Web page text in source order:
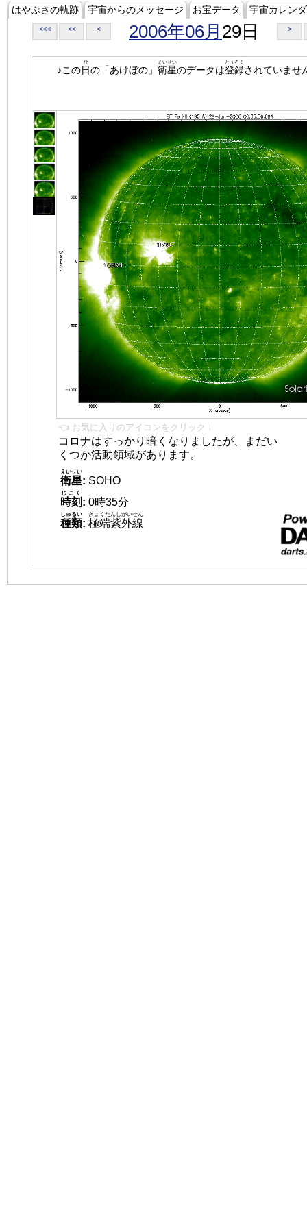
はやぶさの軌跡 宇宙からのメッセージ お宝データ 宇宙カレン
<<< << < 2006年06月 29日 >
♪この日
ひ
の「あけぼの」 衛星
えいせい
のデータは登録
とうろく
されていませ
👈 お気に入りのアイコンをクリック！
コロナはすっかり暗くなりましたが、まだい
くつか活動領域があります。
衛星
えいせい
: SOHO
時刻
じこく
: 0時35分
種類
しゅるい
: 極端紫外線
きょくたんしがいせん